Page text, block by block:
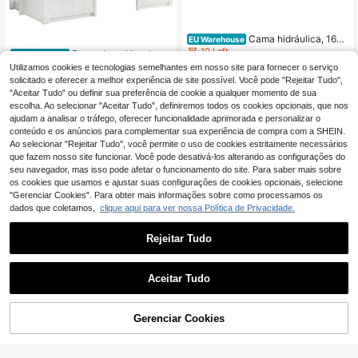
EU Warehouse Etagenbett, Hausbett,
mit Treppe, mit Fallschutz und Gitte
r, Kinderbett mit Fenster, Frei gestalt
etes Unterbett, Rahmen aus Kiefer,
Kiefer+MDF, Branco, 90x200cm
5 Left
501 ,37€ -10% 557,08€
EU Warehouse Beliche, 90x200cm +
140x200cm, com escada e grade d
e proteção, estilo simples, sem colc
EU Warehouse Cama hidráulica, 160
x 200 cm, revestida em veludo beg
ra com debrum dourado, design exc
lusivo.
10 Left
359,66€
EU Warehouse
casal com encosto acolchoado, ca
strutura da cama revestida em velu
do bege (colchão não incluído).
COMPRE AGORA
Utilizamos cookies e tecnologias semelhantes em nosso site para fornecer o serviço
solicitado e oferecer a melhor experiência de site possível. Você pode "Rejeitar Tudo",
"Aceitar Tudo" ou definir sua preferência de cookie a qualquer momento de sua
escolha. Ao selecionar "Aceitar Tudo", definiremos todos os cookies opcionais, que nos
ajudam a analisar o tráfego, oferecer funcionalidade aprimorada e personalizar o
conteúdo e os anúncios para complementar sua experiência de compra com a SHEIN.
Ao selecionar "Rejeitar Tudo", você permite o uso de cookies estritamente necessários
que fazem nosso site funcionar. Você pode desativá-los alterando as configurações do
seu navegador, mas isso pode afetar o funcionamento do site. Para saber mais sobre
os cookies que usamos e ajustar suas configurações de cookies opcionais, selecione
"Gerenciar Cookies". Para obter mais informações sobre como processamos os
dados que coletamos, clique aqui para ver nossa Política de Privacidade.
Rejeitar Tudo
Aceitar Tudo
Gerenciar Cookies